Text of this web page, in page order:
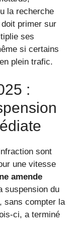
la recherche
primer sur
ses
si certains
plein trafic.
:
sont
une vitesse
amende
suspension du
, sans compter la
ci, a terminé